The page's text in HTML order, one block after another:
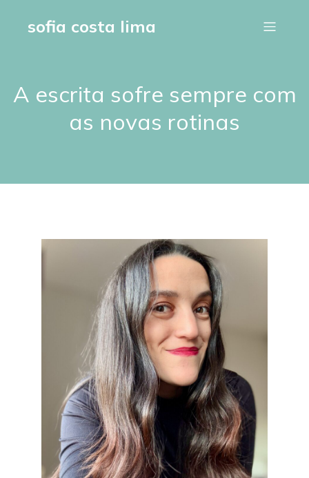
sofia costa lima
A escrita sofre sempre com
as novas rotinas